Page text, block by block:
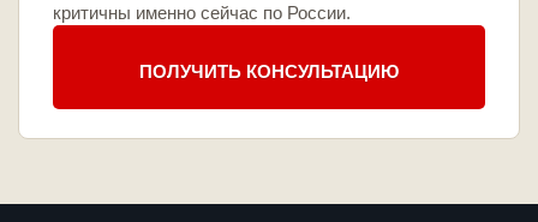
критичны именно сейчас по России.
ПОЛУЧИТЬ КОНСУЛЬТАЦИЮ